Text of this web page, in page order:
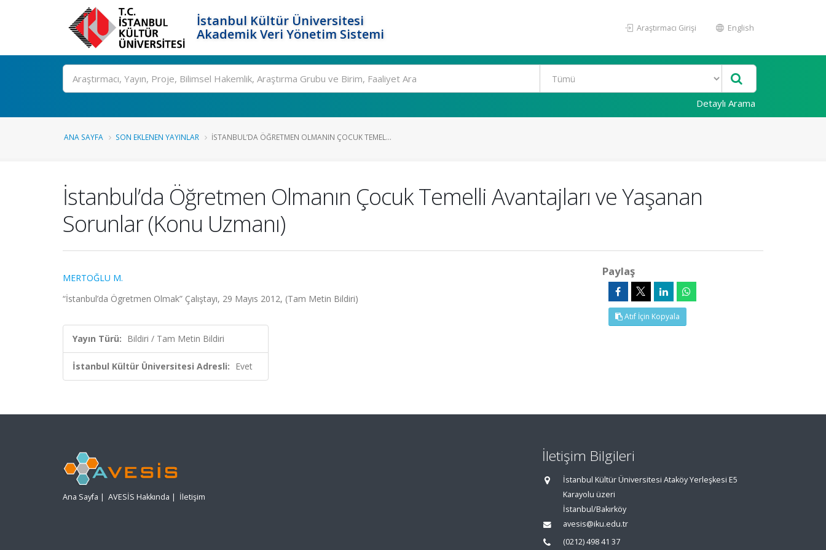
İstanbul Kültür Üniversitesi
Akademik Veri Yönetim Sistemi
Araştırmacı Girişi English
Ara
Detaylı Arama
ANA SAYFA SON EKLENEN YAYINLAR İSTANBUL’DA ÖĞRETMEN OLMANIN ÇOCUK TEMEL...
İstanbul’da Öğretmen Olmanın Çocuk Temelli Avantajları ve Yaşanan
Sorunlar (Konu Uzmanı)
MERTOĞLU M.
“İstanbul’da Ögretmen Olmak” Çalıştayı, 29 Mayıs 2012, (Tam Metin Bildiri)
Yayın Türü: Bildiri / Tam Metin Bildiri
İstanbul Kültür Üniversitesi Adresli: Evet
Paylaş
Atıf İçin Kopyala
Ana Sayfa | AVESİS Hakkında | İletişim
İletişim Bilgileri
İstanbul Kültür Üniversitesi Ataköy Yerleşkesi E5
Karayolu üzeri
İstanbul/Bakırköy
avesis@iku.edu.tr
(0212) 498 41 37